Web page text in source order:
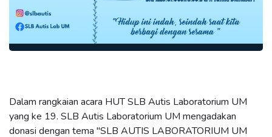
Dalam rangkaian acara HUT SLB Autis Laboratorium UM
yang ke 19. SLB Autis Laboratorium UM mengadakan
donasi dengan tema "SLB AUTIS LABORATORIUM UM